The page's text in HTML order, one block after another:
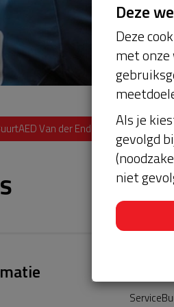
Van der Endetuinen 3, 2614
Deze
Deze
met
Als je
gevolgd
niet